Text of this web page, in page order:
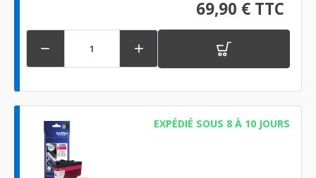
69,90 € TTC
 
EXPÉDIÉ SOUS 8 À 10 JOURS